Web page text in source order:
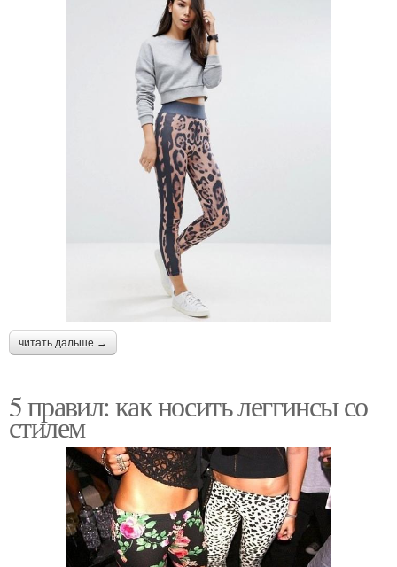
читать дальше →
5 правил: как носить леггинсы со
стилем